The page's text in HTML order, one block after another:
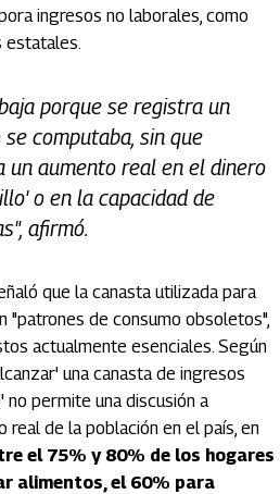
ingresos no laborales, como
estatales.
porque se registra un
computaba, sin que
un aumento real en el dinero
o en la capacidad de
afirmó.
que la canasta utilizada para
"patrones de consumo obsoletos",
actualmente esenciales. Según
una canasta de ingresos
permite una discusión a
de la población en el país, en
el 75% y 80% de los hogares
alimentos, el 60% para